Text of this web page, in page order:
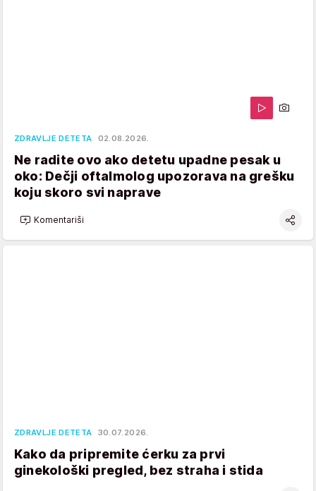
ZDRAVLJE DETETA 02.08.2026.
Ne radite ovo ako detetu upadne pesak u
oko: Dečji oftalmolog upozorava na grešku
koju skoro svi naprave
Komentariši
ZDRAVLJE DETETA 30.07.2026.
Kako da pripremite ćerku za prvi
ginekološki pregled, bez straha i stida